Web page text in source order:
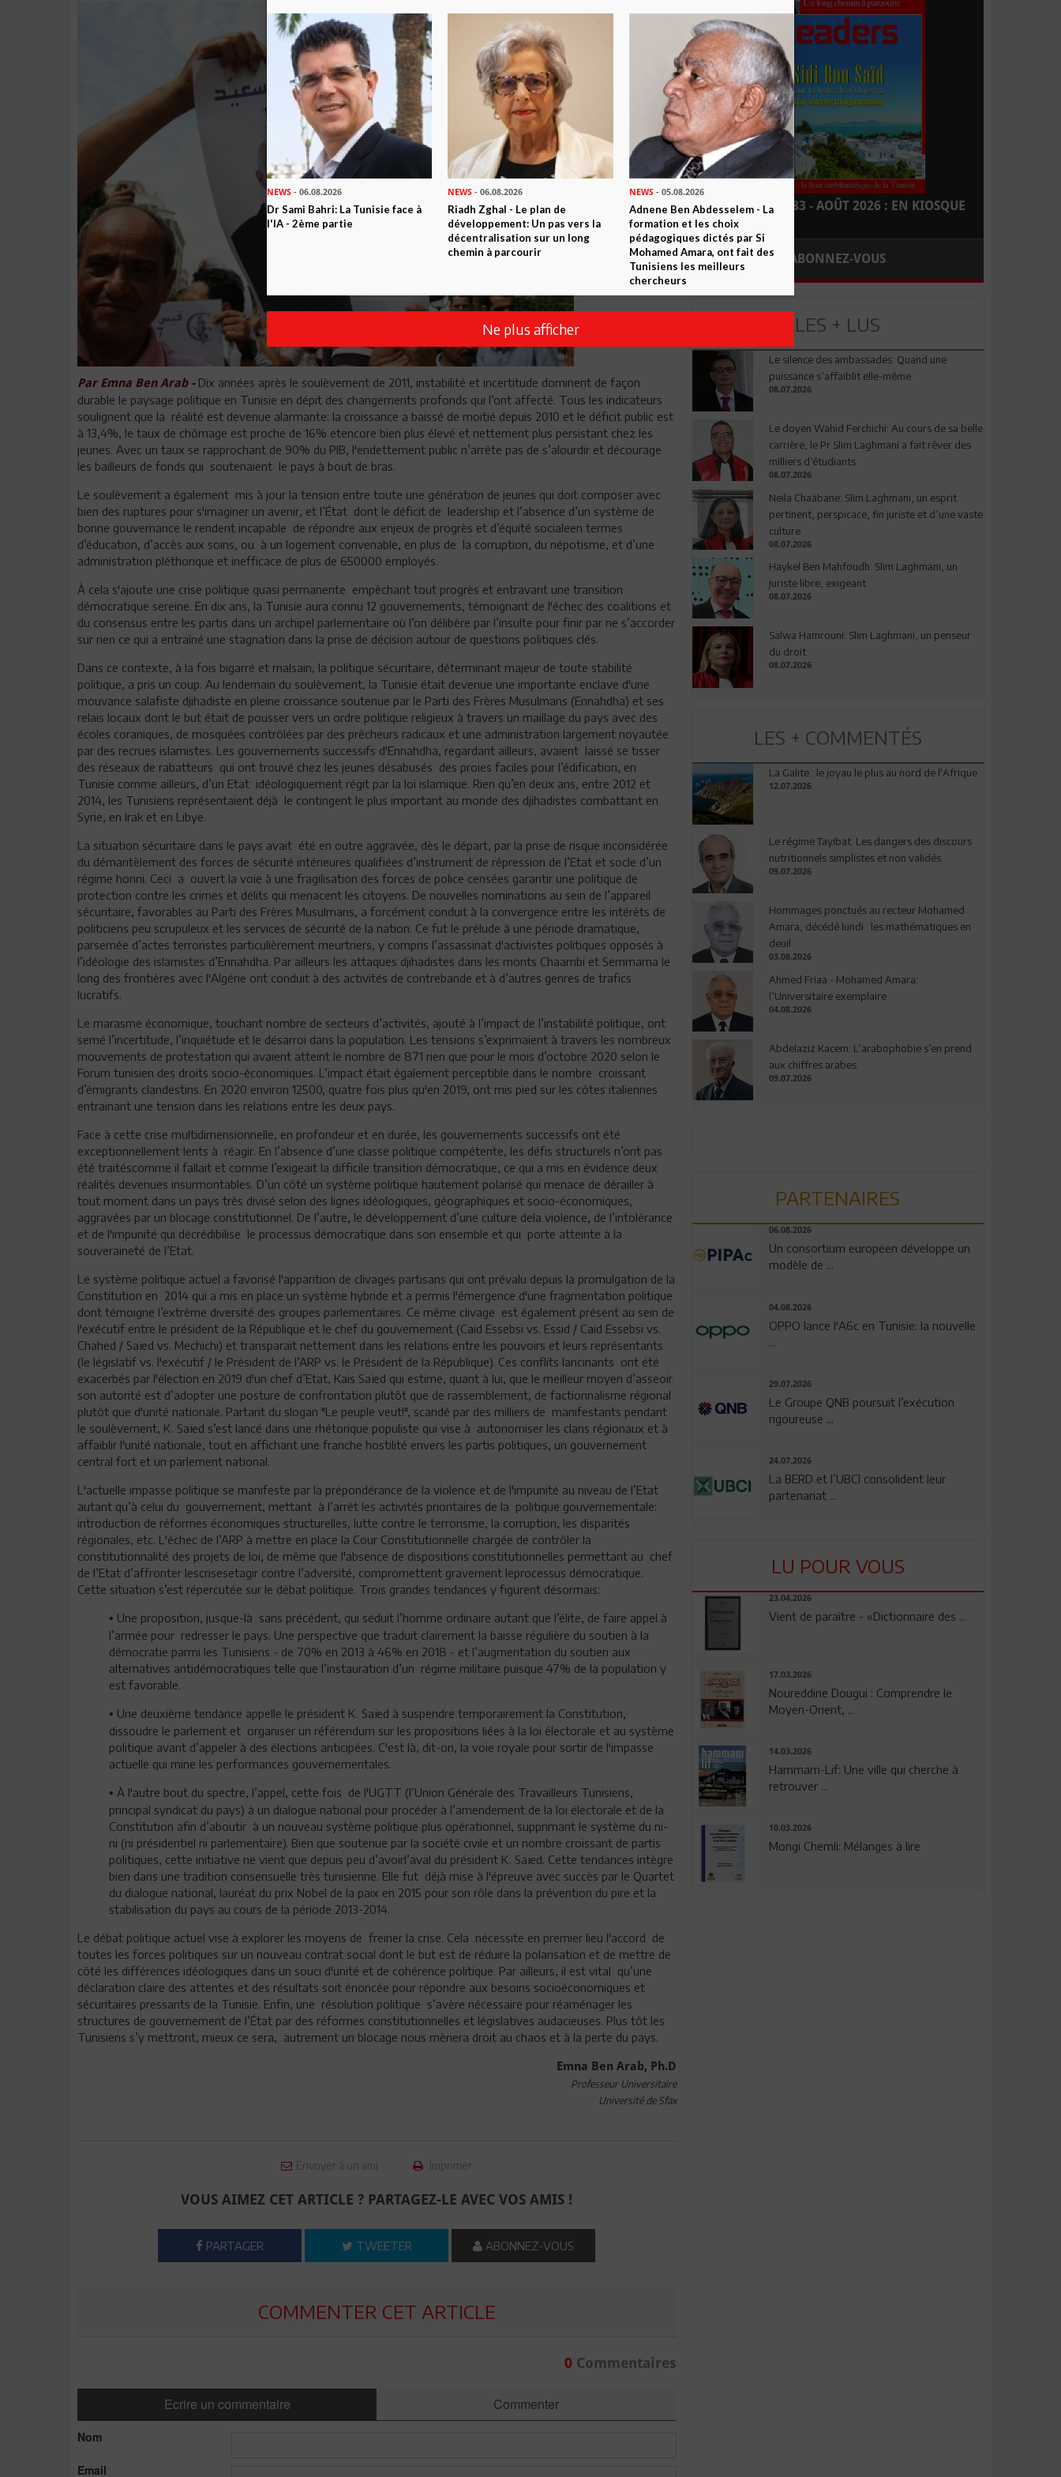
Par Emna Ben Arab -Dix années après le soulèvement de 2011, instabilité et incertitude dominent de façon
durable le paysage politique en Tunisie en dépit des changements profonds qui l’ont affecté. Tous les indicateurs
soulignent que la réalité est devenue alarmante: la croissance a baissé de moitié depuis 2010 et le déficit public est
à 13,4%, le taux de chômage est proche de 16% etencore bien plus élevé et nettement plus persistant chez les
jeunes. Avec un taux se rapprochant de 90% du PIB, l'endettement public n’arrête pas de s’alourdir et décourage
les bailleurs de fonds qui soutenaient le pays à bout de bras.
Le soulèvement a également mis à jour la tension entre toute une génération de jeunes qui doit composer avec
bien des ruptures pour s'imaginer un avenir, et l’État dont le déficit de leadership et l’absence d’un système de
bonne gouvernance le rendent incapable de répondre aux enjeux de progrès et d’équité socialeen termes
d’éducation, d’accès aux soins, ou à un logement convenable, en plus de la corruption, du népotisme, et d’une
administration pléthorique et inefficace de plus de 650000 employés.
À cela s'ajoute une crise politique quasi permanente empêchant tout progrès et entravant une transition
démocratique sereine. En dix ans, la Tunisie aura connu 12 gouvernements, témoignant de l'échec des coalitions et
du consensus entre les partis dans un archipel parlementaire où l’on délibère par l’insulte pour finir par ne s’accorder
sur rien ce qui a entraîné une stagnation dans la prise de décision autour de questions politiques clés.
Dans ce contexte, à la fois bigarré et malsain, la politique sécuritaire, déterminant majeur de toute stabilité
politique, a pris un coup. Au lendemain du soulèvement, la Tunisie était devenue une importante enclave d'une
mouvance salafiste djihadiste en pleine croissance soutenue par le Parti des Frères Musulmans (Ennahdha) et ses
relais locaux dont le but était de pousser vers un ordre politique religieux à travers un maillage du pays avec des
écoles coraniques, de mosquées contrôlées par des prêcheurs radicaux et une administration largement noyautée
par des recrues islamistes. Les gouvernements successifs d'Ennahdha, regardant ailleurs, avaient laissé se tisser
des réseaux de rabatteurs qui ont trouvé chez les jeunes désabusés des proies faciles pour l’édification, en
Tunisie comme ailleurs, d’un Etat idéologiquement régit par la loi islamique. Rien qu’en deux ans, entre 2012 et
2014, les Tunisiens représentaient déjà le contingent le plus important au monde des djihadistes combattant en
Syrie, en Irak et en Libye.
La situation sécuritaire dans le pays avait été en outre aggravée, dès le départ, par la prise de risque inconsidérée
du démantèlement des forces de sécurité intérieures qualifiées d’instrument de répression de l’Etat et socle d’un
régime honni. Ceci a ouvert la voie à une fragilisation des forces de police censées garantir une politique de
protection contre les crimes et délits qui menacent les citoyens. De nouvelles nominations au sein de l’appareil
sécuritaire, favorables au Parti des Frères Musulmans, a forcément conduit à la convergence entre les intérêts de
politiciens peu scrupuleux et les services de sécurité de la nation. Ce fut le prélude à une période dramatique,
parsemée d’actes terroristes particulièrement meurtriers, y compris l’assassinat d'activistes politiques opposés à
l’idéologie des islamistes d’Ennahdha. Par ailleurs les attaques djihadistes dans les monts Chaambi et Semmama le
long des frontières avec l'Algérie ont conduit à des activités de contrebande et à d’autres genres de trafics
lucratifs.
Le marasme économique, touchant nombre de secteurs d’activités, ajouté à l’impact de l’instabilité politique, ont
semé l’incertitude, l’inquiétude et le désarroi dans la population. Les tensions s’exprimaient à travers les nombreux
mouvements de protestation qui avaient atteint le nombre de 871 rien que pour le mois d’octobre 2020 selon le
Forum tunisien des droits socio-économiques. L’impact était également perceptible dans le nombre croissant
d’émigrants clandestins. En 2020 environ 12500, quatre fois plus qu'en 2019, ont mis pied sur les côtes italiennes
entrainant une tension dans les relations entre les deux pays.
Face à cette crise multidimensionnelle, en profondeur et en durée, les gouvernements successifs ont été
exceptionnellement lents à réagir. En l’absence d’une classe politique compétente, les défis structurels n’ont pas
été traitéscomme il fallait et comme l’exigeait la difficile transition démocratique, ce qui a mis en évidence deux
réalités devenues insurmontables. D’un côté un système politique hautement polarisé qui menace de dérailler à
tout moment dans un pays très divisé selon des lignes idéologiques, géographiques et socio-économiques,
aggravées par un blocage constitutionnel. De l’autre, le développement d’une culture dela violence, de l’intolérance
et de l'impunité qui décrédibilise le processus démocratique dans son ensemble et qui porte atteinte à la
souveraineté de l’Etat.
Le système politique actuel a favorisé l'apparition de clivages partisans qui ont prévalu depuis la promulgation de la
Constitution en 2014 qui a mis en place un système hybride et a permis l'émergence d'une fragmentation politique
dont témoigne l’extrême diversité des groupes parlementaires. Ce même clivage est également présent au sein de
l'exécutif entre le président de la République et le chef du gouvernement (Caid Essebsi vs. Essid / Caid Essebsi vs.
Chahed / Saïed vs. Mechichi) et transparait nettement dans les relations entre les pouvoirs et leurs représentants
(le législatif vs. l'exécutif / le Président de l’ARP vs. le Président de la République). Ces conflits lancinants ont été
exacerbés par l'élection en 2019 d'un chef d’Etat, Kais Saïed qui estime, quant à lui, que le meilleur moyen d’asseoir
son autorité est d’adopter une posture de confrontation plutôt que de rassemblement, de factionnalisme régional
plutôt que d'unité nationale. Partant du slogan "Le peuple veut!", scandé par des milliers de manifestants pendant
le soulèvement, K. Saïed s’est lancé dans une rhétorique populiste qui vise à autonomiser les clans régionaux et à
affaiblir l'unité nationale, tout en affichant une franche hostilité envers les partis politiques, un gouvernement
central fort et un parlement national.
L'actuelle impasse politique se manifeste par la prépondérance de la violence et de l'impunité au niveau de l’Etat
autant qu’à celui du gouvernement, mettant à l’arrêt les activités prioritaires de la politique gouvernementale:
introduction de réformes économiques structurelles, lutte contre le terrorisme, la corruption, les disparités
régionales, etc. L'échec de l’ARP à mettre en place la Cour Constitutionnelle chargée de contrôler la
constitutionnalité des projets de loi, de même que l'absence de dispositions constitutionnelles permettant au chef
de l’Etat d’affronter lescrisesetagir contre l’adversité, compromettent gravement leprocessus démocratique.
Cette situation s’est répercutée sur le débat politique. Trois grandes tendances y figurent désormais:
• Une proposition, jusque-là sans précédent, qui séduit l’homme ordinaire autant que l’élite, de faire appel à
l’armée pour redresser le pays. Une perspective que traduit clairement la baisse régulière du soutien à la
démocratie parmi les Tunisiens - de 70% en 2013 à 46% en 2018 - et l’augmentation du soutien aux
alternatives antidémocratiques telle que l’instauration d’un régime militaire puisque 47% de la population y
est favorable.
• Une deuxième tendance appelle le président K. Saïed à suspendre temporairement la Constitution,
dissoudre le parlement et organiser un référendum sur les propositions liées à la loi électorale et au système
politique avant d’appeler à des élections anticipées. C'est là, dit-on, la voie royale pour sortir de l'impasse
actuelle qui mine les performances gouvernementales.
• À l'autre bout du spectre, l’appel, cette fois de l'UGTT (l’Union Générale des Travailleurs Tunisiens,
principal syndicat du pays) à un dialogue national pour procéder à l’amendement de la loi électorale et de la
Constitution afin d’aboutir à un nouveau système politique plus opérationnel, supprimant le système du ni-
ni (ni présidentiel ni parlementaire). Bien que soutenue par la société civile et un nombre croissant de partis
politiques, cette initiative ne vient que depuis peu d’avoirl’aval du président K. Saïed. Cette tendances intègre
bien dans une tradition consensuelle très tunisienne. Elle fut déjà mise à l'épreuve avec succès par le Quartet
du dialogue national, lauréat du prix Nobel de la paix en 2015 pour son rôle dans la prévention du pire et la
stabilisation du pays au cours de la période 2013-2014.
Le débat politique actuel vise à explorer les moyens de freiner la crise. Cela nécessite en premier lieu l'accord de
toutes les forces politiques sur un nouveau contrat social dont le but est de réduire la polarisation et de mettre de
côté les différences idéologiques dans un souci d'unité et de cohérence politique. Par ailleurs, il est vital qu’une
déclaration claire des attentes et des résultats soit énoncée pour répondre aux besoins socioéconomiques et
sécuritaires pressants de la Tunisie. Enfin, une résolution politique s’avère nécessaire pour réaménager les
structures de gouvernement de l’État par des réformes constitutionnelles et législatives audacieuses. Plus tôt les
Tunisiens s’y mettront, mieux ce sera, autrement un blocage nous mènera droit au chaos et à la perte du pays.
Emna Ben Arab, Ph.D
Professeur Universitaire
Université de Sfax
Envoyer à un ami Imprimer
VOUS AIMEZ CET ARTICLE ? PARTAGEZ-LE AVEC VOS AMIS !
PARTAGER TWEETER ABONNEZ-VOUS
COMMENTER CET ARTICLE
0Commentaires
Ecrire un commentaire Commenter
Nom
Email
LEADERS N° 183 - AOÛT 2026 : EN KIOSQUE
ABONNEZ-VOUS
LES + LUS
Le silence des ambassades: Quand une
puissance s’affaiblit elle-même
08.07.2026
Le doyen Wahid Ferchichi: Au cours de sa belle
carrière, le Pr Slim Laghmani a fait rêver des
milliers d’étudiants
08.07.2026
Neila Chaâbane: Slim Laghmani, un esprit
pertinent, perspicace, fin juriste et d’une vaste
culture
08.07.2026
Haykel Ben Mahfoudh: Slim Laghmani, un
juriste libre, exigeant
08.07.2026
Salwa Hamrouni: Slim Laghmani, un penseur
du droit
08.07.2026
LES + COMMENTÉS
La Galite : le joyau le plus au nord de l'Afrique
12.07.2026
Le régime Tayibat: Les dangers des discours
nutritionnels simplistes et non validés
09.07.2026
Hommages ponctués au recteur Mohamed
Amara, décédé lundi : les mathématiques en
deuil
03.08.2026
Ahmed Friaa - Mohamed Amara:
l’Universitaire exemplaire
04.08.2026
Abdelaziz Kacem: L’arabophobie s’en prend
aux chiffres arabes
09.07.2026
PARTENAIRES
06.08.2026
Un consortium européen développe un
modèle de ...
04.08.2026
OPPO lance l'A6c en Tunisie: la nouvelle
29.07.2026
Le Groupe QNB poursuit l’exécution
rigoureuse ...
24.07.2026
La BERD et l’UBCI consolident leur
partenariat ...
LU POUR VOUS
23.04.2026
Vient de paraître - «Dictionnaire des ...
17.03.2026
Noureddine Dougui : Comprendre le
Moyen-Orient, ...
14.03.2026
Hammam-Lif: Une ville qui cherche à
retrouver ...
10.03.2026
Mongi Chemli: Mélanges à lire
NEWS - 06.08.2026
Dr Sami Bahri: La Tunisie face à
l'IA - 2ème partie
NEWS - 06.08.2026
Riadh Zghal - Le plan de
développement: Un pas vers la
décentralisation sur un long
chemin à parcourir
NEWS- 05.08.2026
Adnene Ben Abdesselem - La
formation et les choix
pédagogiques dictés par Si
Mohamed Amara, ont fait des
Tunisiens les meilleurs
chercheurs
Ne plus afficher